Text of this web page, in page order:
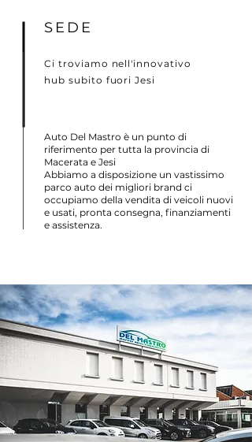
SEDE
Ci troviamo nell'innovativo
hub subito fuori Jesi
Auto Del Mastro è un punto di
riferimento per tutta la provincia di
Macerata e Jesi
Abbiamo a disposizione un vastissimo
parco auto dei migliori brand ci
occupiamo della vendita di veicoli nuovi
e usati, pronta consegna, finanziamenti
e assistenza.